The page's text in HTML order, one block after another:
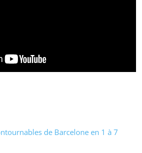
de Barcelone en 1 à 7